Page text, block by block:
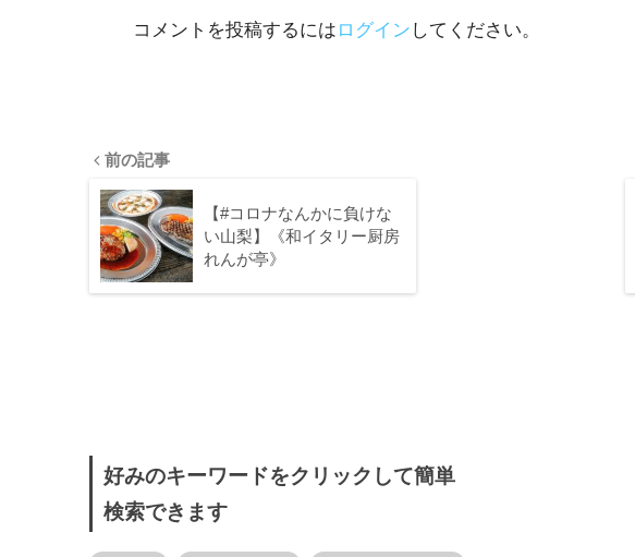
コメントを投稿するには ログイン してください。
前の記事
【#コロナなんかに負けな
い山梨】《和イタリー厨房
れんが亭》
好みのキーワードをクリックして簡単
検索できます